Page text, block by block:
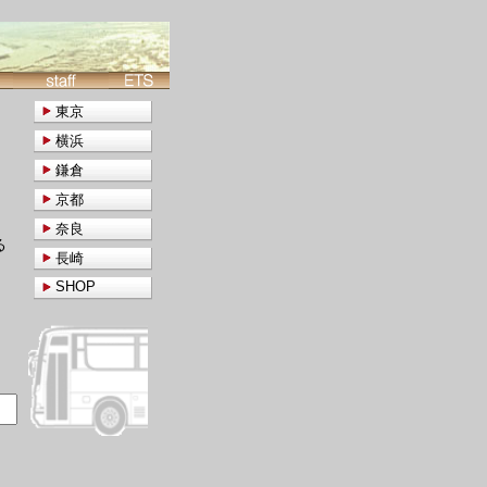
東京
横浜
鎌倉
京都
奈良
長崎
SHOP